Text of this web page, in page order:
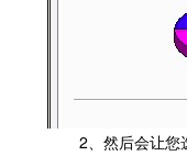
2、然后会让您